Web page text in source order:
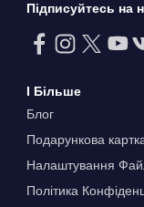
Підписуйтесь на
І Більше
Блог
Подарункова
Налаштування
Політика